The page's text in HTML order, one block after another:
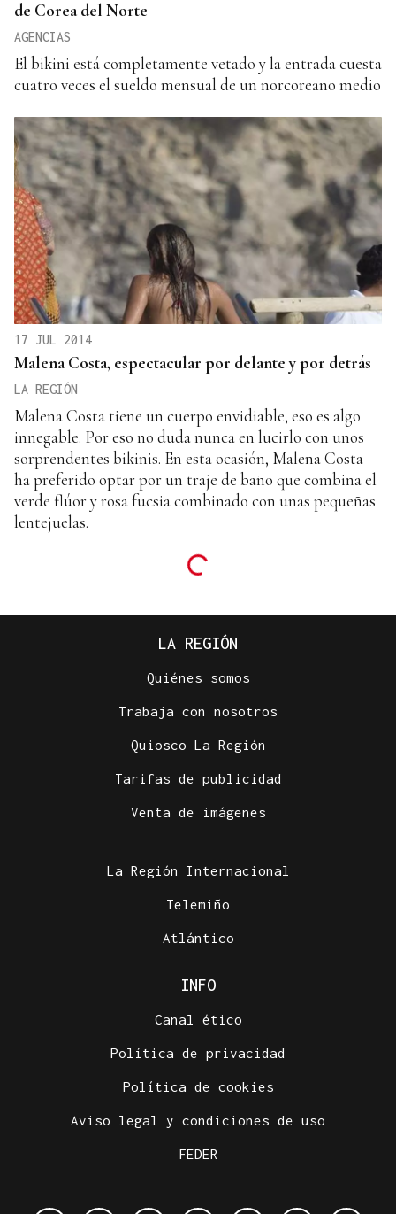
de Corea del Norte
AGENCIAS
El bikini está completamente vetado y la entrada cuesta
cuatro veces el sueldo mensual de un norcoreano medio
17 JUL 2014
Malena Costa, espectacular por delante y por detrás
LA REGIÓN
Malena Costa tiene un cuerpo envidiable, eso es algo
innegable. Por eso no duda nunca en lucirlo con unos
sorprendentes bikinis. En esta ocasión, Malena Costa
ha preferido optar por un traje de baño que combina el
verde flúor y rosa fucsia combinado con unas pequeñas
lentejuelas.
LA REGIÓN
Quiénes somos
Trabaja con nosotros
Quiosco La Región
Tarifas de publicidad
Venta de imágenes
La Región Internacional
Telemiño
Atlántico
INFO
Canal ético
Política de privacidad
Política de cookies
Aviso legal y condiciones de uso
FEDER